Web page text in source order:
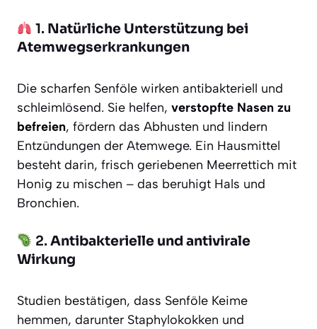
1. Natürliche Unterstützung bei
Atemwegserkrankungen
Die scharfen Senföle wirken antibakteriell und
schleimlösend. Sie helfen, verstopfte Nasen zu
befreien, fördern das Abhusten und lindern
Entzündungen der Atemwege. Ein Hausmittel
besteht darin, frisch geriebenen Meerrettich mit
Honig zu mischen – das beruhigt Hals und
Bronchien.
2. Antibakterielle und antivirale
Wirkung
Studien bestätigen, dass Senföle Keime
hemmen, darunter Staphylokokken und